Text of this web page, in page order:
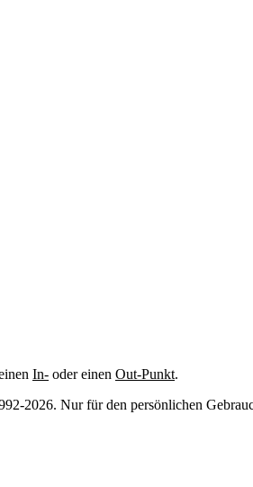
In- oder einen Out-Punkt.
2026. Nur für den persönlichen